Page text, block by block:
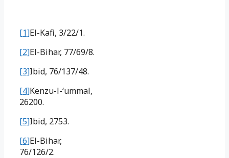
[1]El-Kafi, 3/22/1.
[2]El-Bihar, 77/69/8.
[3]Ibid, 76/137/48.
[4]Kenzu-l-‘ummal,
26200.
[5]Ibid, 2753.
[6]El-Bihar,
76/126/2.